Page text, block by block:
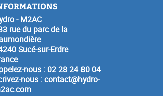
- M2AC
rue du parc de la
Sucé-sur-Erdre
nous : 02 28 24 80 04
nous :contact@hydro-